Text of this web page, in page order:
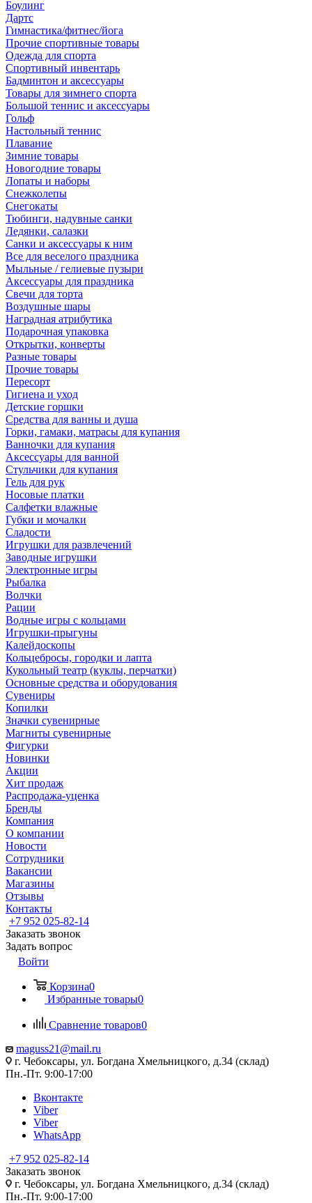
Боулинг
Дартс
Гимнастика/фитнес/йога
Прочие спортивные товары
Одежда для спорта
Спортивный инвентарь
Бадминтон и аксессуары
Товары для зимнего спорта
Большой теннис и аксессуары
Гольф
Настольный теннис
Плавание
Зимние товары
Новогодние товары
Лопаты и наборы
Снежколепы
Снегокаты
Тюбинги, надувные санки
Ледянки, салазки
Санки и аксессуары к ним
Все для веселого праздника
Мыльные / гелиевые пузыри
Аксессуары для праздника
Свечи для торта
Воздушные шары
Наградная атрибутика
Подарочная упаковка
Открытки, конверты
Разные товары
Прочие товары
Пересорт
Гигиена и уход
Детские горшки
Средства для ванны и душа
Горки, гамаки, матрасы для купания
Ванночки для купания
Аксессуары для ванной
Стульчики для купания
Гель для рук
Носовые платки
Салфетки влажные
Губки и мочалки
Сладости
Игрушки для развлечений
Заводные игрушки
Электронные игры
Рыбалка
Волчки
Рации
Водные игры с кольцами
Игрушки-прыгуны
Калейдоскопы
Кольцебросы, городки и лапта
Кукольный театр (куклы, перчатки)
Основные средства и оборудования
Сувениры
Копилки
Значки сувенирные
Магниты сувенирные
Фигурки
Новинки
Акции
Хит продаж
Распродажа-уценка
Бренды
Компания
О компании
Новости
Сотрудники
Вакансии
Магазины
Отзывы
Контакты
+7 952 025-82-14
Заказать звонок
Задать вопрос
Войти
Корзина0
Избранные товары0
Сравнение товаров0
maguss21@mail.ru
г. Чебоксары, ул. Богдана Хмельницкого, д.34 (склад)
Пн.-Пт. 9:00-17:00
Вконтакте
Viber
Viber
WhatsApp
+7 952 025-82-14
Заказать звонок
г. Чебоксары, ул. Богдана Хмельницкого, д.34 (склад)
Пн.-Пт. 9:00-17:00